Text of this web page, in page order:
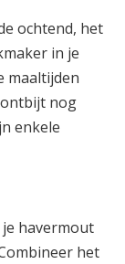
ochtend, het
in je
maaltijden
ontbijt nog
enkele
havermout
het